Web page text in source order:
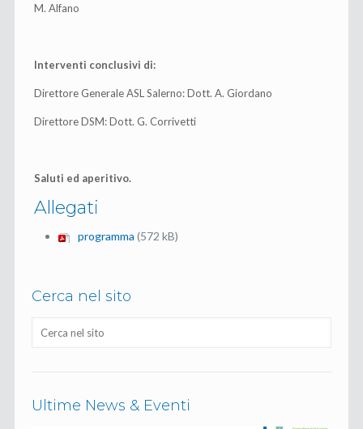
M. Alfano
Interventi conclusivi di:
Direttore Generale ASL Salerno: Dott. A. Giordano
Direttore DSM: Dott. G. Corrivetti
Saluti ed aperitivo.
Allegati
programma (572 kB)
Cerca nel sito
Ultime News & Eventi